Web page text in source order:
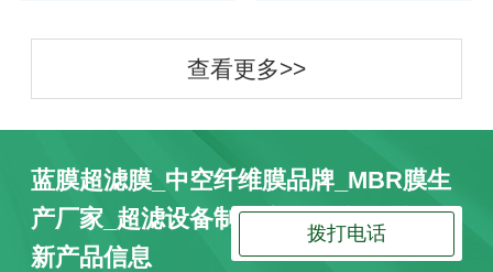
查看更多>>
蓝膜超滤膜_中空纤维膜品牌_MBR膜生
产厂家_超滤设备制造商服务升级 获取最
新产品信息
拨打电话